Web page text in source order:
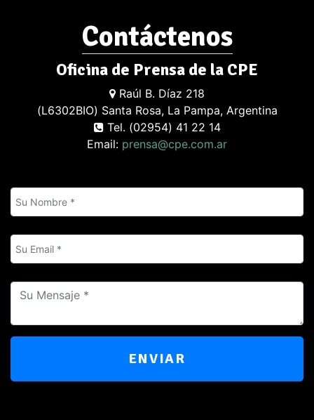
Contáctenos
Oficina de Prensa de la CPE
Raúl B. Díaz 218
(L6302BIO) Santa Rosa, La Pampa, Argentina
Tel. (02954) 41 22 14
Email: prensa@cpe.com.ar
ENVIAR